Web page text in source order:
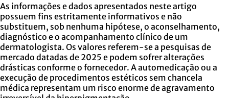
As informações e dados apresentados neste artigo
possuem fins estritamente informativos e não
substituem, sob nenhuma hipótese, o aconselhamento,
diagnóstico e o acompanhamento clínico de um
dermatologista. Os valores referem-se a pesquisas de
mercado datadas de 2025 e podem sofrer alterações
drásticas conforme o fornecedor. A automedicação ou a
execução de procedimentos estéticos sem chancela
médica representam um risco enorme de agravamento